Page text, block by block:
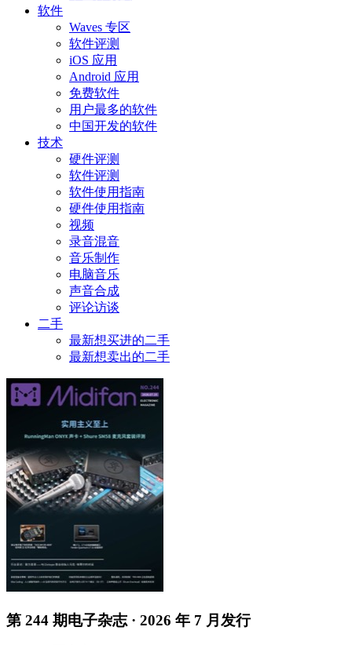
软件
Waves 专区
软件评测
iOS 应用
Android 应用
免费软件
用户最多的软件
中国开发的软件
技术
硬件评测
软件评测
软件使用指南
硬件使用指南
视频
录音混音
音乐制作
电脑音乐
声音合成
评论访谈
二手
最新想买进的二手
最新想卖出的二手
第 244 期电子杂志 · 2026 年 7 月发行